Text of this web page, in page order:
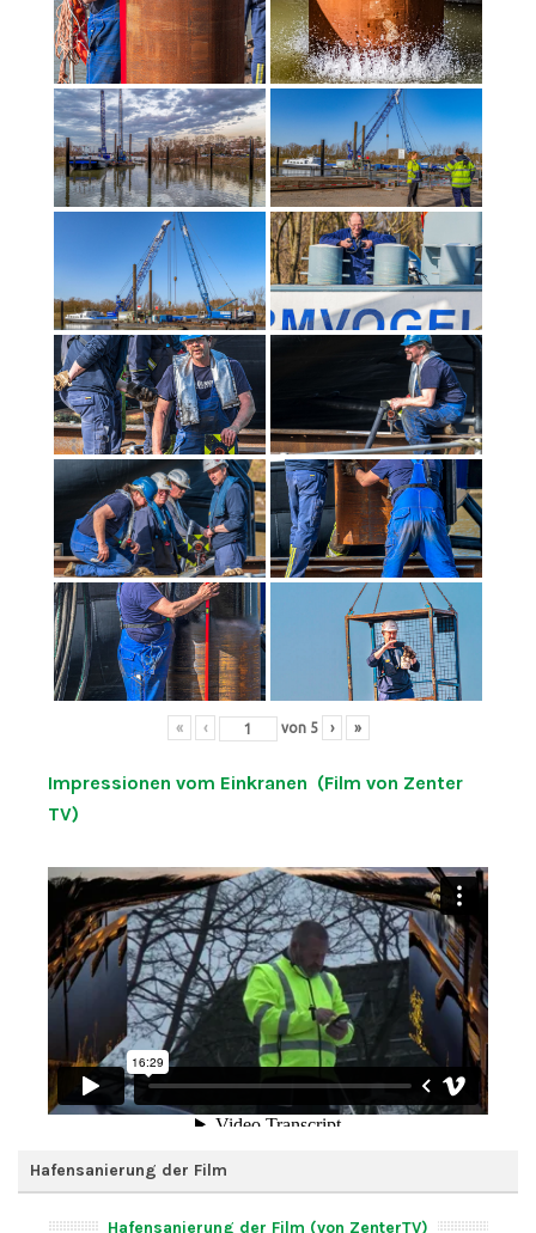
« ‹ von 5 › »
Impressionen vom Einkranen (Film von Zenter
TV)
Hafensanierung der Film
Hafensanierung der Film (von ZenterTV)